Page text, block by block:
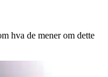
hva de mener om dette